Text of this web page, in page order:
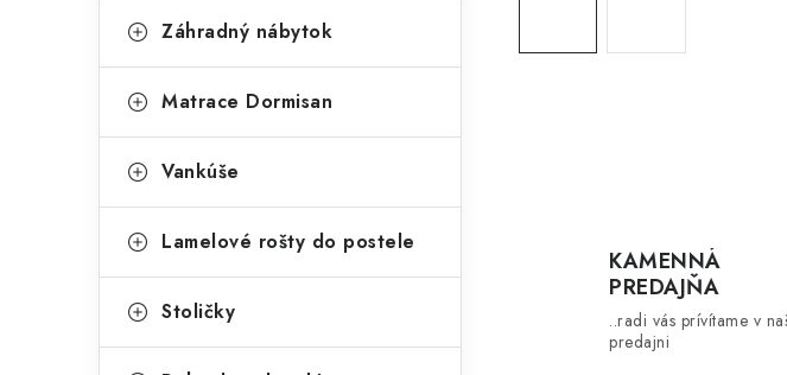
Záhradný nábytok
Matrace Dormisan
Vankúše
Lamelové rošty do postele
Stoličky
KAMENNÁ
PREDAJŇA
..radi vás prívítame v
predajni